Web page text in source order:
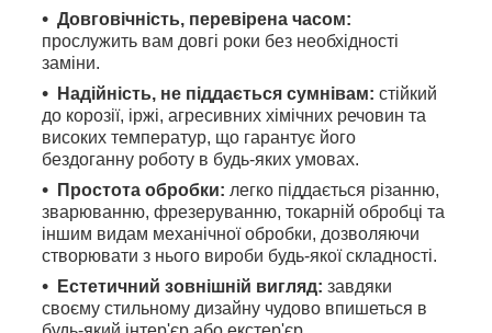
Довговічність, перевірена часом:
прослужить вам довгі роки без необхідності
заміни.
Надійність, не піддається сумнівам: стійкий
до корозії, іржі, агресивних хімічних речовин та
високих температур, що гарантує його
бездоганну роботу в будь-яких умовах.
Простота обробки: легко піддається різанню,
зварюванню, фрезеруванню, токарній обробці та
іншим видам механічної обробки, дозволяючи
створювати з нього вироби будь-якої складності.
Естетичний зовнішній вигляд: завдяки
своєму стильному дизайну чудово впишеться в